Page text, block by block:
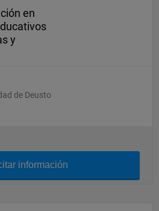
en
y
de Deusto
información